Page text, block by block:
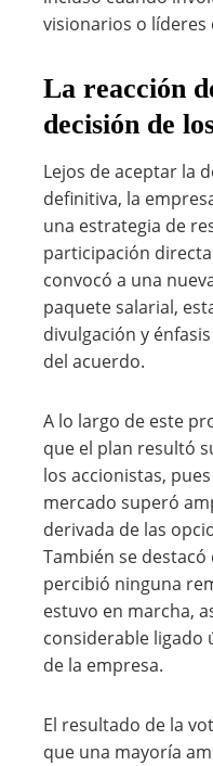
visionarios o líderes
La reacción
decisión de
Lejos de aceptar la
definitiva, la
una estrategia de
participación
convocó a una
paquete salarial,
divulgación y
del acuerdo.
A lo largo de este
que el plan resultó
los accionistas,
mercado superó
derivada de las
También se
percibió ninguna
estuvo en marcha,
considerable ligado
de la empresa.
El resultado de la
que una mayoría